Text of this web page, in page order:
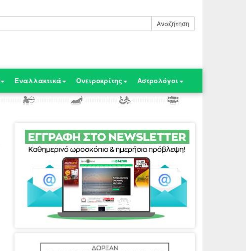
Αναζήτηση
Εναλλακτικά Ονειροκρίτης Αστρολόγοι